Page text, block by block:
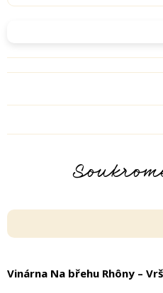
Vinárna Na břehu Rhôny –